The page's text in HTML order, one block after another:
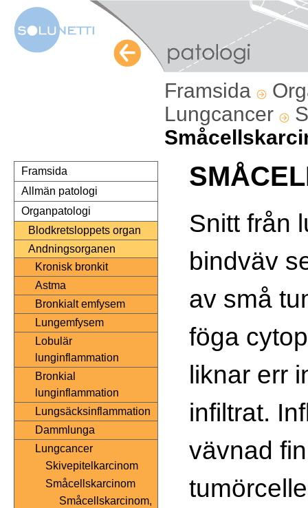
Framsida
Lungcancer
Framsida
Allmän patologi
Organpatologi
Blodkretsloppets organ
Andningsorganen
Kronisk bronkit
Astma
Bronkialt emfysem
Lungemfysem
Lobulär
lunginflammation
Bronkial
lunginflammation
Lungsäcksinflammation
Dammlunga
Lungcancer
Skivepitelkarcinom
Småcellskarcinom
Småcellskarcinom,
Snitt från
bindväv
av små
föga
liknar err
infiltrat.
vävnad